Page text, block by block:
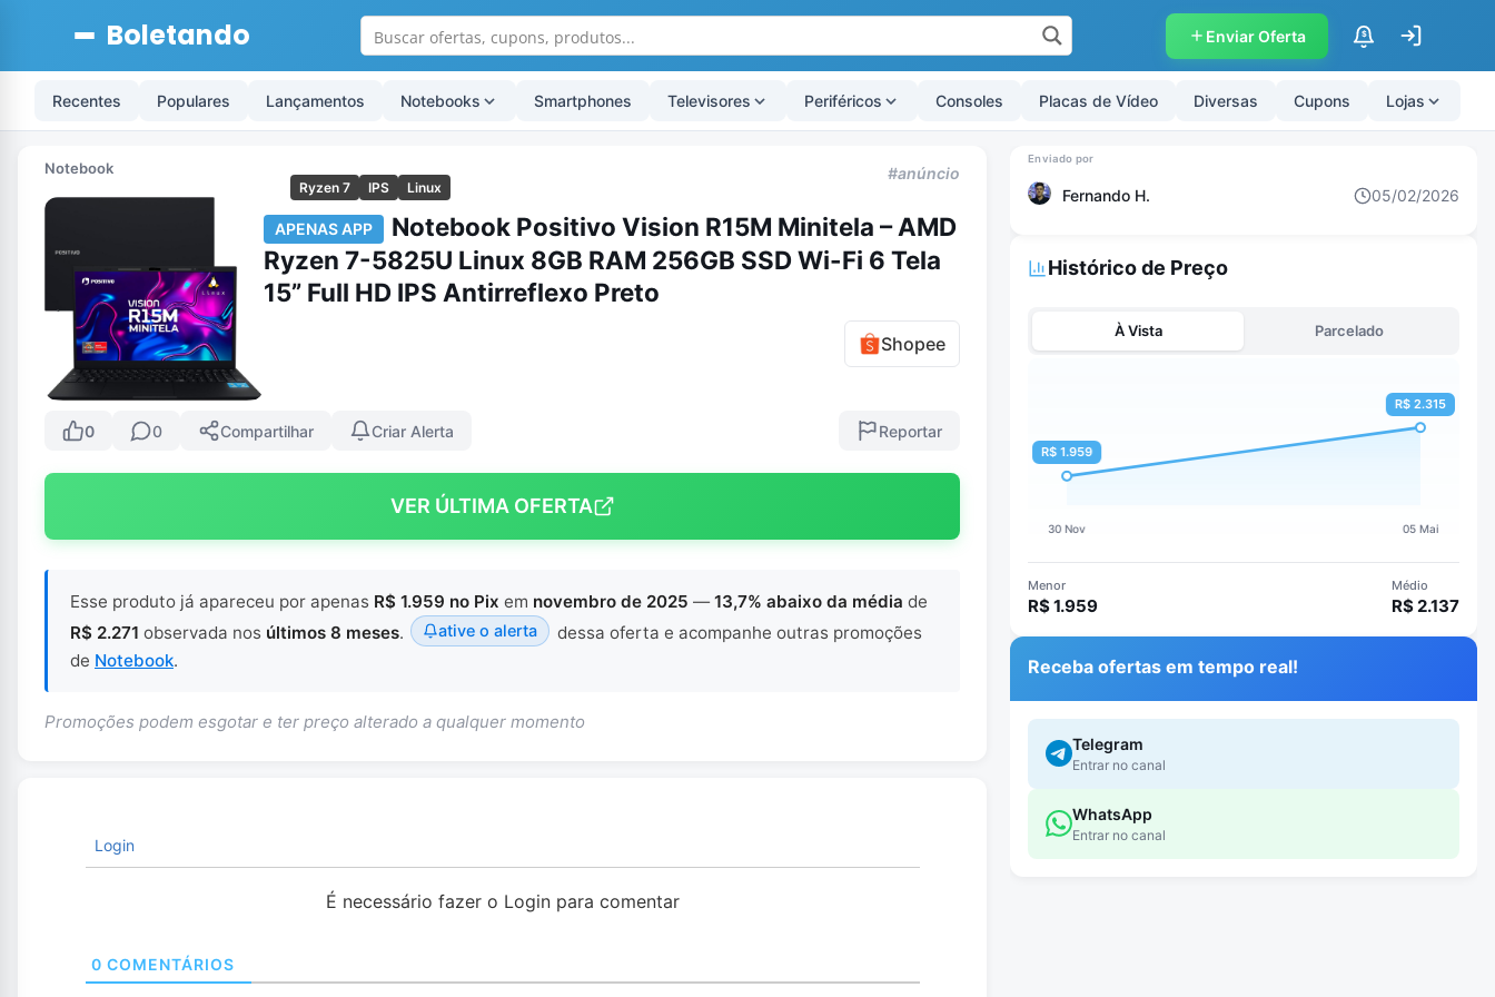
Boletando Enviar Oferta $
Recentes Populares Lançamentos Notebooks Smartphones Televisores Periféricos Consoles Placas de Vídeo Diversas Cupons Lojas
Notebook
Ryzen 7 IPS Linux
#anúncio
APENAS APP
Notebook Positivo Vision R15M Minitela – AMD
Ryzen 7-5825U Linux 8GB RAM 256GB SSD Wi-Fi 6 Tela
15” Full HD IPS Antirreflexo Preto
Shopee
0 0 Compartilhar Criar Alerta Reportar
VER ÚLTIMA OFERTA
Esse produto já apareceu por apenas R$ 1.959 no Pix em novembro de 2025 —13,7% abaixo da média de
R$ 2.271 observada nos últimos 8 meses. ative o alerta
dessa oferta e acompanhe outras promoções
de Notebook.
Promoções podem esgotar e ter preço alterado a qualquer momento
Login
É necessário fazer o Login para comentar
0 COMENTÁRIOS
Fernando H. 05/02/2026
Histórico de Preço
À Vista Parcelado
Menor
R$ 1.959
Médio
R$ 2.137
Receba ofertas em tempo real!
Telegram
Entrar no canal
WhatsApp
Entrar no canal